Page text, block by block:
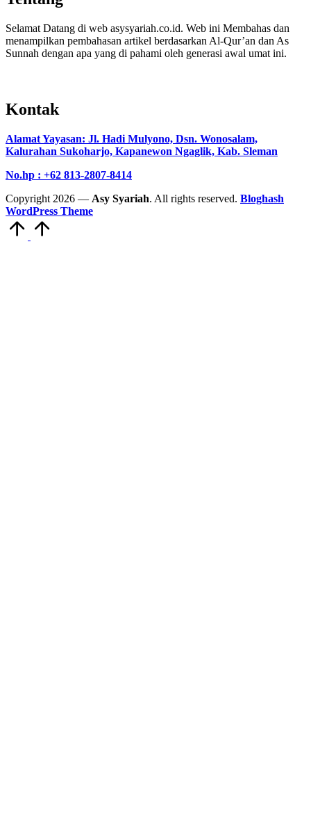
Selamat Datang di web asysyariah.co.id. Web ini Membahas dan
menampilkan pembahasan artikel berdasarkan Al-Qur’an dan As
Sunnah dengan apa yang di pahami oleh generasi awal umat ini.
Kontak
Alamat Yayasan: Jl. Hadi Mulyono, Dsn. Wonosalam,
Kalurahan Sukoharjo, Kapanewon Ngaglik, Kab. Sleman
No.hp : +62 813-2807-8414
Copyright 2026 — Asy Syariah. All rights reserved. Bloghash
WordPress Theme